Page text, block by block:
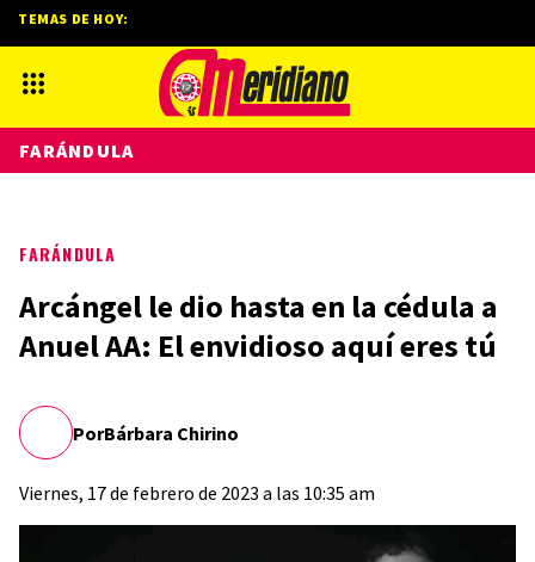
FARÁNDULA
Arcángel le dio hasta en la cédula a
Anuel AA: El envidioso aquí eres tú
PorBárbara Chirino
Viernes, 17 de febrero de 2023 a las 10:35 am
TEMAS DE HOY:
FARÁNDULA